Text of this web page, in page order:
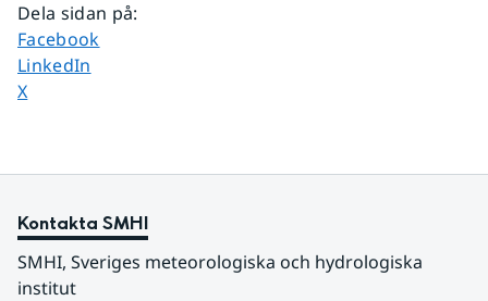
Dela sidan på:
Dela sidan på
Facebook
Dela sidan på
LinkedIn
Dela sidan på
X
Kontakta SMHI
SMHI, Sveriges meteorologiska och hydrologiska
institut